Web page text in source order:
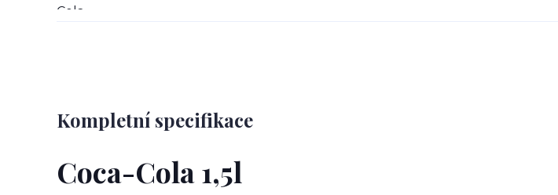
Kompletní specifikace
Coca-Cola 1,5l